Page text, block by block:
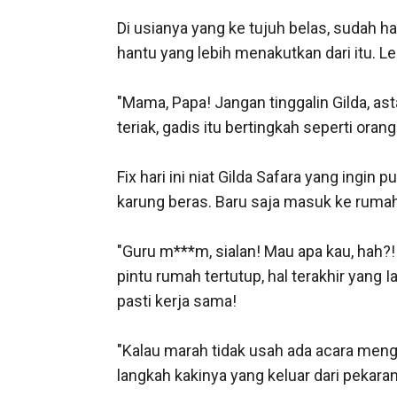
Di usianya yang ke tujuh belas, sudah hampir lulus Sma. Diserang dengan ujian berkali-kali, test, dan hantu UN. Kali ini dia mendapatkan hantu yang lebih menakutkan dari itu. Lebih serem, bikin meriang, menggigil, tapi ganteng(?)

"Mama, Papa! Jangan tinggalin Gilda, astaga! Turunkan tidak?! Guru m***m! Turunkan  atau aku teriak?!" Walaupun dia sudah terlanjut teriak, gadis itu bertingkah seperti orang gila. 

Fix hari ini niat Gilda Safara yang ingin pulang terus rebahan di kasur langsung hilang. Sekarang badannya sudah digendong layaknya karung beras. Baru saja masuk ke rumah sudah ngerasa ada yang aneh dan benar saja. Dia digendong paksa keluar rumah lagi!

"Guru m***m, sialan! Mau apa kau, hah?! Turunkan tidak atau aku tendang junior kesayanganmu itu sampai bengkak?!" teriaknya lagi. Saat pintu rumah tertutup, hal terakhir yang Ia lihat adalah papa, mama yang hanya melambai-lambai singkat terus tertawa tidak jelas. Mereka pasti kerja sama!

"Kalau marah tidak usah ada acara menginap di rumah papa, mama segala, Safa." Suara baritone itu mulai bicara, beriringan dengan langkah kakinya yang keluar dari pekarangan rumah.

"Sengaja 'kan kamu nyembunyiin mobilnya biar aku tidak lihat! Biar kamu bisa bawa aku pulang!" teriak Gilda kencang.

Sayang teriak kesalnya justru dibalas dengusan geli, "Kalau iya, kenapa? Pintar 'kan? Siapa dulu gurumu." ujar laki-laki itu narsis. Gilda makin kesal. Gadis dengan rambut kecoklatan panjang itu nampak berantakan. Wajahnya berubah merah, kening tertekuk kesal.

"Ish! Narsis! Memang salah siapa dulu yang buat aku seperti ini, hah?!" tukasnya.

"Iya, iya aku salah sayang. Jangan ngambek terus, nanti aku belikan permen ya." jawab sang guru singkat.

Gilda sama sekali tidak ingin melihat wajah guru m***m ini untuk beberapa hari ke depan, walau hanya karena satu kesalahan kecil. Dengan cara kabur dari rumah dan menginap di kediaman orangtuanya. Alasan? Dia sudah mau ujian dan guru m***m ini terus saja menggoda atau bahkan sengaja membuat dia jealous di sekolah tadi.

Dasar pria hormone gila! Nafsunya itu lho yang tidak ketulungan. Padahal Gilda sudah janji sebelum dia lulus SMA nanti, tidak boleh ada sentuh-sentuh! Kecuali pegangan tangan atau sekedar cium dikit tidak apa-apa. Tapi apa?! Guru m***m ini terus saja menggoda Gilda yang termasuk cewek tidak kuat iman.

Badan proposional yang sengaja diperlihatkan saat di rumah, tidak pakai baju dan minder jalan-jalan di sekitar rumah, lirik-lirik, terus matanya itu seperti orang lagi sakit, suaranya kadang berubah serak dan makin buat Gilda merinding. Bahaya!

Laki-laki itu sangat berbahaya!!

Yah, biarpun laki-laki yang menjabat sebagai guru di sekolah ini adalah suaminya sendiri. Alan Sandika Restu.

***

Duduk di dalam mobil, Gilda terpaksa ikut masuk ke dalam. Mendengus kesal saat melihat seringai sang suami. Balutan baju kerja yang masih menempel serta keringat yang membuat wajah tampan